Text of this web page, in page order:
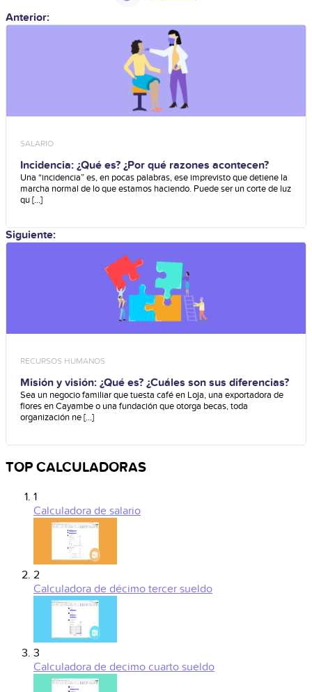
Anterior:
SALARIO
Incidencia: ¿Qué es? ¿Por qué razones acontecen?
Una “incidencia” es, en pocas palabras, ese imprevisto que detiene la
marcha normal de lo que estamos haciendo. Puede ser un corte de luz
qu [...]
Siguiente:
RECURSOS HUMANOS
Misión y visión: ¿Qué es? ¿Cuáles son sus diferencias?
Sea un negocio familiar que tuesta café en Loja, una exportadora de
flores en Cayambe o una fundación que otorga becas, toda
organización ne [...]
TOP CALCULADORAS
1
Calculadora de salario
2
Calculadora de décimo tercer sueldo
3
Calculadora de decimo cuarto sueldo